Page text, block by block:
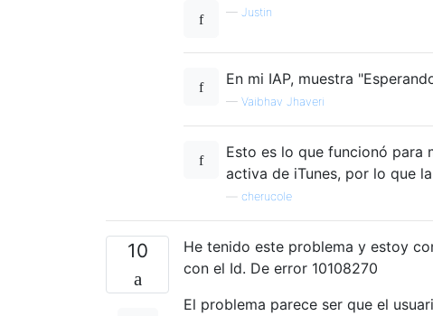
— Justin
En mi IAP, muestra
— Vaibhav Jhaveri
Esto es lo que funcionó para
activa de iTunes, por lo que
cherucole
10
He tenido este problema y estoy
con el Id. De error 10108270
El problema parece ser que el